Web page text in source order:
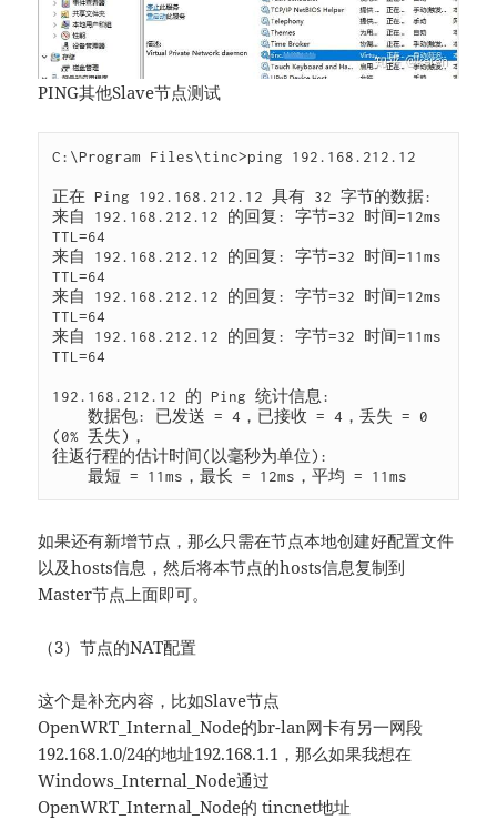
PING其他Slave节点测试
C:\Program Files\tinc>ping 192.168.212.12
正在 Ping 192.168.212.12 具有 32 字节的数据:
来自 192.168.212.12 的回复: 字节=32 时间=12ms
TTL=64
来自 192.168.212.12 的回复: 字节=32 时间=11ms
TTL=64
来自 192.168.212.12 的回复: 字节=32 时间=12ms
TTL=64
来自 192.168.212.12 的回复: 字节=32 时间=11ms
TTL=64
192.168.212.12 的 Ping 统计信息:
    数据包: 已发送 = 4，已接收 = 4，丢失 = 0
(0% 丢失)，
往返行程的估计时间(以毫秒为单位):
如果还有新增节点，那么只需在节点本地创建好配置文件
以及hosts信息，然后将本节点的hosts信息复制到
Master节点上面即可。
（3）节点的NAT配置
这个是补充内容，比如Slave节点
OpenWRT_Internal_Node的br-lan网卡有另一网段
192.168.1.0/24的地址192.168.1.1，那么如果我想在
Windows_Internal_Node通过
OpenWRT_Internal_Node的 tincnet地址